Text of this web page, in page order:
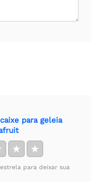
para geleia
★ ★
para deixar sua